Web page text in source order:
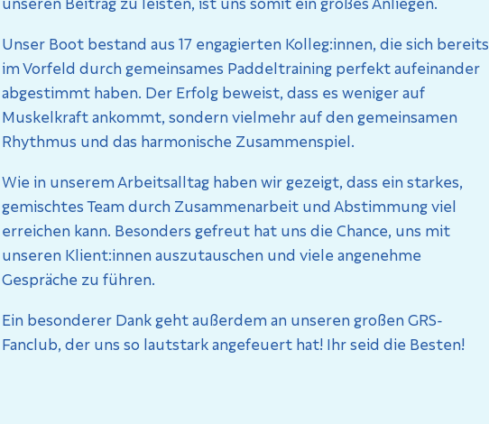
Unser Boot bestand aus 17 engagierten Kolleg:innen, die sich bereits
im Vorfeld durch gemeinsames Paddeltraining perfekt aufeinander
abgestimmt haben. Der Erfolg beweist, dass es weniger auf
Muskelkraft ankommt, sondern vielmehr auf den gemeinsamen
Rhythmus und das harmonische Zusammenspiel.
Wie in unserem Arbeitsalltag haben wir gezeigt, dass ein starkes,
gemischtes Team durch Zusammenarbeit und Abstimmung viel
erreichen kann. Besonders gefreut hat uns die Chance, uns mit
unseren Klient:innen auszutauschen und viele angenehme
Gespräche zu führen.
Ein besonderer Dank geht außerdem an unseren großen GRS-
Fanclub, der uns so lautstark angefeuert hat! Ihr seid die Besten!